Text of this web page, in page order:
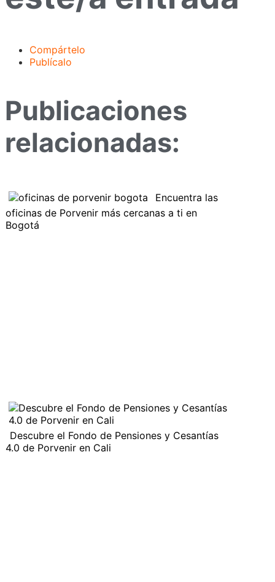
Compártelo
Publícalo
Publicaciones
relacionadas:
Encuentra las
oficinas de Porvenir más cercanas a ti en
Bogotá
Descubre el Fondo de Pensiones y Cesantías
4.0 de Porvenir en Cali